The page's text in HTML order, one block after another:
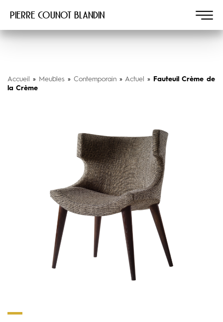
Pierre COUNOT BLANDIN
Accueil » Meubles » Contemporain » Actuel »
Fauteuil Crème de
la Crème